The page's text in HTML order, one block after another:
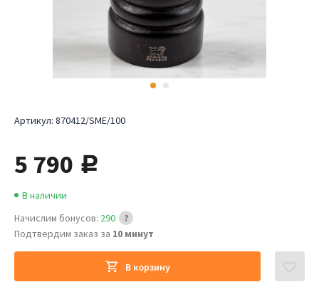
Артикул: 870412/SME/100
5 790 руб.
Начислим бонусов: 290
Подтвердим заказ за 10 минут
В наличии
В корзину